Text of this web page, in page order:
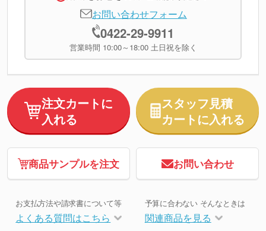
お問い合わせフォーム
0422-29-9911
営業時間 10:00～18:00 土日祝を除く
注文カートに
入れる
スタッフ見積
カートに入れる
商品サンプルを注文 お問い合わせ
お支払方法や請求書について等
よくある質問はこちら
予算に合わない そんなときは
関連商品を見る